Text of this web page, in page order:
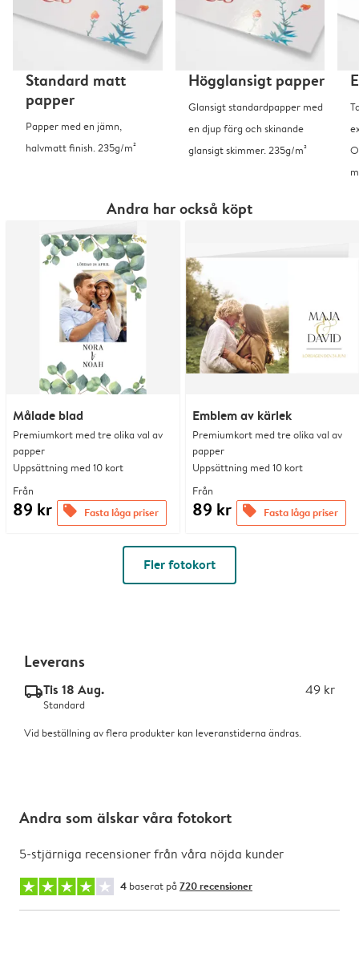
Standard matt
papper
Papper med en jämn,
halvmatt finish. 235g/m²
Högglansigt papper
Glansigt standardpapper med
en djup färg och skinande
glansigt skimmer. 235g/m²
Andra har också köpt
Målade blad
Premiumkort med tre olika val av
papper
Uppsättning med 10 kort
Från
89 kr offers Fasta låga priser
Emblem av kärlek
Premiumkort med tre olika val av
papper
Uppsättning med 10 kort
Från
89 kr offers Fasta låga priser
Fler fotokort
Leverans
delivery_standard_v2Tis 18 Aug. 49 kr
Standard
Vid beställning av flera produkter kan leveranstiderna ändras.
Andra som älskar våra fotokort
5-stjärniga recensioner från våra nöjda kunder
4 baserat på 720 recensioner